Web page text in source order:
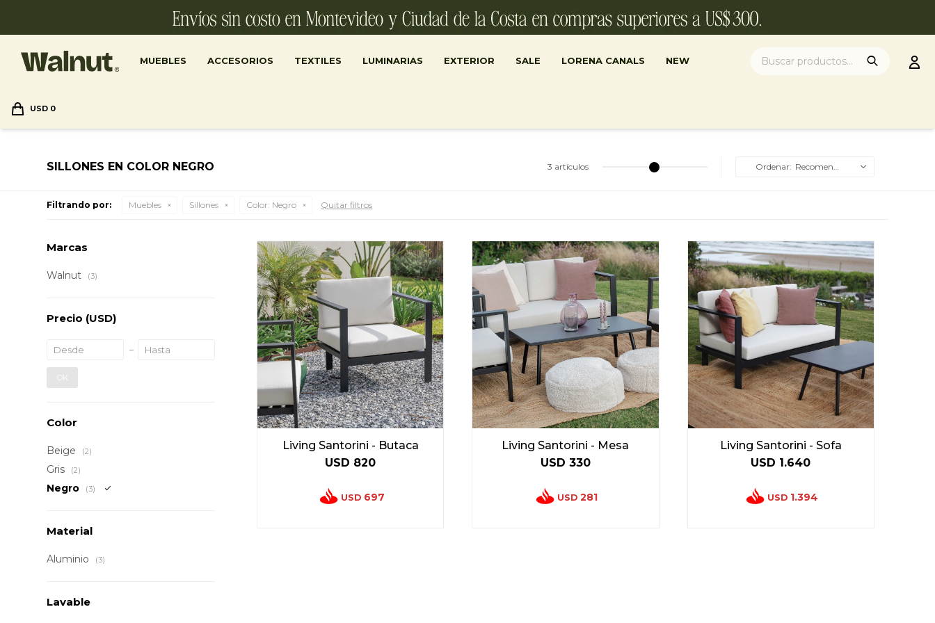
MUEBLES ACCESORIOS TEXTILES LUMINARIAS EXTERIOR SALE LORENA CANALS NEW
USD 0
SILLONES EN COLOR NEGRO 3 artículos Recomendados
Filtrando por: Muebles Sillones Color: Negro Quitar filtros
Living Santorini - Butaca
USD 820
USD 697
Living Santorini - Mesa
USD 330
USD 281
Living Santorini - Sofa
USD 1.640
USD 1.394
Marcas
Walnut (3)
Precio (USD)
OK
Color
Beige (2)
Gris (2)
Negro (3)
Material
Aluminio (3)
Lavable